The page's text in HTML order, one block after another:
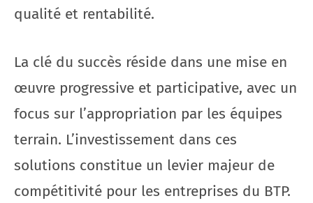
qualité et rentabilité.
La clé du succès réside dans une mise en
œuvre progressive et participative, avec un
focus sur l’appropriation par les équipes
terrain. L’investissement dans ces
solutions constitue un levier majeur de
compétitivité pour les entreprises du BTP.